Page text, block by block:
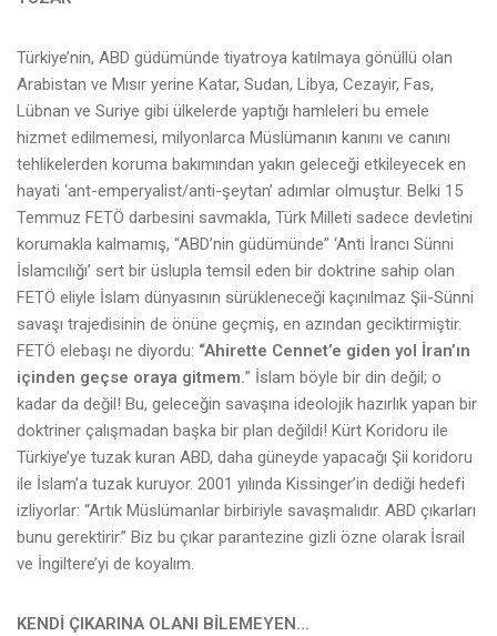
Türkiye’nin, ABD güdümünde tiyatroya katılmaya gönüllü olan
Arabistan ve Mısır yerine Katar, Sudan, Libya, Cezayir, Fas,
Lübnan ve Suriye gibi ülkelerde yaptığı hamleleri bu emele
hizmet edilmemesi, milyonlarca Müslümanın kanını ve canını
tehlikelerden koruma bakımından yakın geleceği etkileyecek en
hayati ‘ant-emperyalist/anti-şeytan’ adımlar olmuştur. Belki 15
Temmuz FETÖ darbesini savmakla, Türk Milleti sadece devletini
korumakla kalmamış, “ABD’nin güdümünde” ‘Anti İrancı Sünni
İslamcılığı’ sert bir üslupla temsil eden bir doktrine sahip olan
FETÖ eliyle İslam dünyasının sürükleneceği kaçınılmaz Şii-Sünni
savaşı trajedisinin de önüne geçmiş, en azından geciktirmiştir.
FETÖ elebaşı ne diyordu: “Ahirette Cennet’e giden yol İran’ın
içinden geçse oraya gitmem.” İslam böyle bir din değil; o
kadar da değil! Bu, geleceğin savaşına ideolojik hazırlık yapan bir
doktriner çalışmadan başka bir plan değildi! Kürt Koridoru ile
Türkiye’ye tuzak kuran ABD, daha güneyde yapacağı Şii koridoru
ile İslam’a tuzak kuruyor. 2001 yılında Kissinger’in dediği hedefi
izliyorlar: “Artık Müslümanlar birbiriyle savaşmalıdır. ABD çıkarları
bunu gerektirir.” Biz bu çıkar parantezine gizli özne olarak İsrail
ve İngiltere’yi de koyalım.
KENDİ ÇIKARINA OLANI BİLEMEYEN…